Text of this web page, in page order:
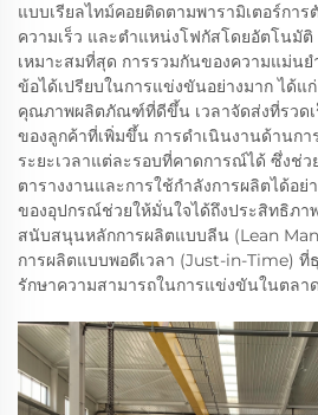
แบบเรียลไทม์คอยติดตามพารามิเตอร์กา
ความเร็ว และตำแหน่งโฟกัสโดยอัตโนมั
เหมาะสมที่สุด การรวมกันของความแม่น
ข้อได้เปรียบในการแข่งขันอย่างมาก ได้
คุณภาพผลิตภัณฑ์ที่ดีขึ้น เวลาจัดส่งที่รวดเ
ของลูกค้าที่เพิ่มขึ้น การดำเนินงานด้านก
ระยะเวลาแต่ละรอบที่คาดการณ์ได้ ซึ่งช่ว
ตารางงานและการใช้กำลังการผลิตได้อ
ของอุปกรณ์ช่วยให้มั่นใจได้ถึงประสิทธิภา
สนับสนุนหลักการผลิตแบบลีน (Lean
การผลิตแบบพอดีเวลา (Just-in-Time) ที่
รักษาความสามารถในการแข่งขันในตลา